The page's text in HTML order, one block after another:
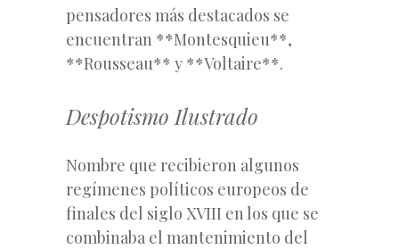
pensadores más destacados se
encuentran **Montesquieu**,
**Rousseau** y **Voltaire**.
Despotismo Ilustrado
Nombre que recibieron algunos
regímenes políticos europeos de
finales del siglo XVIII en los que se
combinaba el mantenimiento del